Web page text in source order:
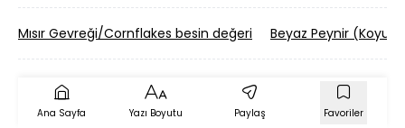
Mısır Gevreği/Cornflakes besin değeri Beyaz Peynir (Koyun
Ana Sayfa Yazı Boyutu Paylaş Favoriler